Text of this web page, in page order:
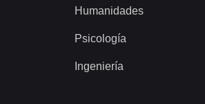
Humanidades
Psicología
Ingeniería